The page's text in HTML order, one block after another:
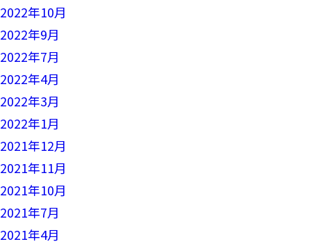
2022年10月
2022年9月
2022年7月
2022年4月
2022年3月
2022年1月
2021年12月
2021年11月
2021年10月
2021年7月
2021年4月